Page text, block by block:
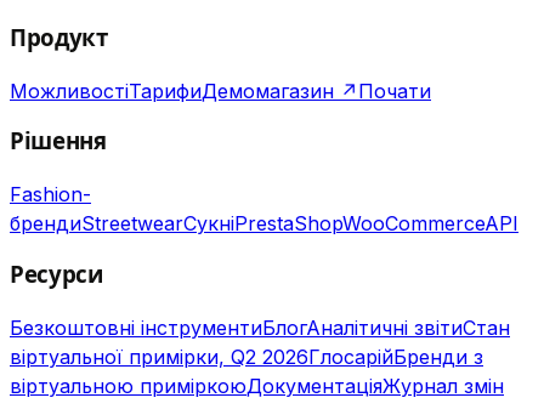
Продукт
МожливостіТарифиДемомагазин ↗ Почати
Рішення
Fashion-
брендиStreetwearСукніPrestaShopWooCommerceAPI
Ресурси
Безкоштовні інструментиБлогАналітичні звітиСтан
віртуальної примірки, Q2 2026ГлосарійБренди з
віртуальною приміркоюДокументаціяЖурнал змін